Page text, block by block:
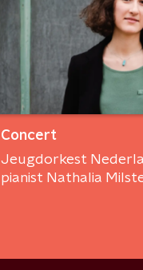
Concert
Jeugdorkest
pianist Nathalia